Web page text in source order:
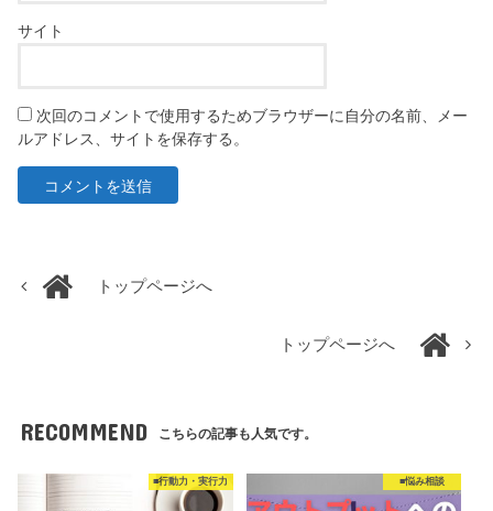
サイト
次回のコメントで使用するためブラウザーに自分の名前、メー
ルアドレス、サイトを保存する。
トップページへ
トップページへ
RECOMMEND こちらの記事も人気です。
■行動力・実行力 ■悩み相談